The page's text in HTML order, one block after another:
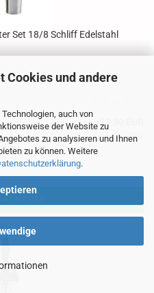
Cookies und andere
auch von
der Website zu
zu analysieren und Ihnen
zu können. Weitere
.
Set 18/8 Schliff Edelstahl
inkl. 19% MwSt. zzgl.Versand